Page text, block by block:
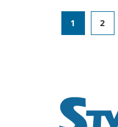
1 2